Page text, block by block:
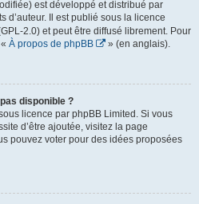
est développé et distribué par
d’auteur. Il est publié sous la licence
2.0) et peut être diffusé librement. Pour
À propos de phpBB » (en anglais).
disponible ?
licence par phpBB Limited. Si vous
d’être ajoutée, visitez la page
pouvez voter pour des idées proposées